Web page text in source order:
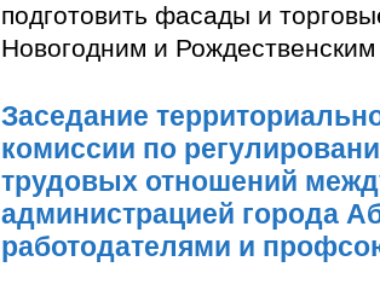
подготовить фасады и
Новогодним и
Заседание
комиссии по
трудовых отношений
администрацией города
работодателями и